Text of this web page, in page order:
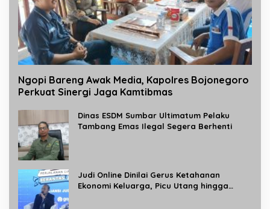
Ngopi Bareng Awak Media, Kapolres Bojonegoro
Perkuat Sinergi Jaga Kamtibmas
Dinas ESDM Sumbar Ultimatum Pelaku
Tambang Emas Ilegal Segera Berhenti
Judi Online Dinilai Gerus Ketahanan
Ekonomi Keluarga, Picu Utang hingga